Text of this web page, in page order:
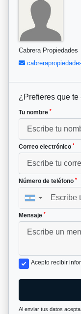
Cabrera Propiedades
¿Prefieres que te
Tu nombre *
Correo electrónico *
Número de teléfono *
▼
Mensaje *
Acepto recibir
Al enviar tus datos